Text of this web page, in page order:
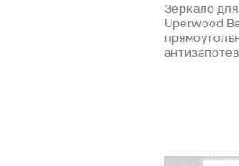
Зеркало
Uperwood